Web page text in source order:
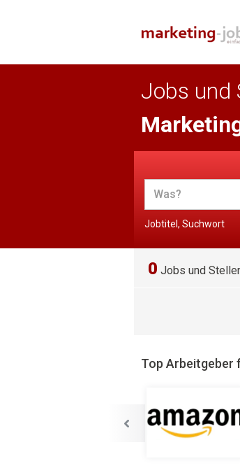
Jobs und
Jobtitel, Suchwort
0 Jobs und
Top Arbeitgeber